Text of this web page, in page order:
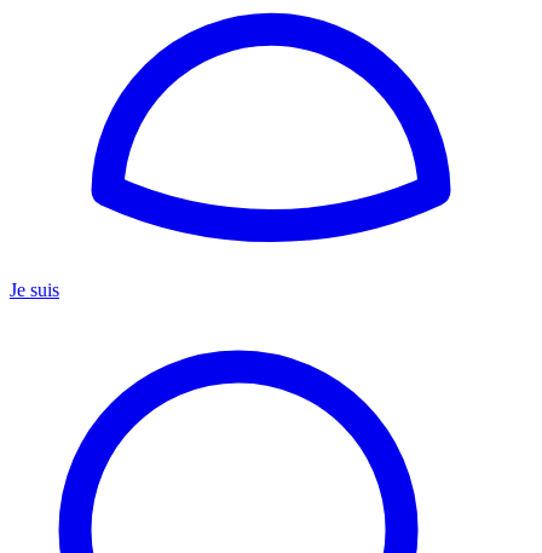
Je suis